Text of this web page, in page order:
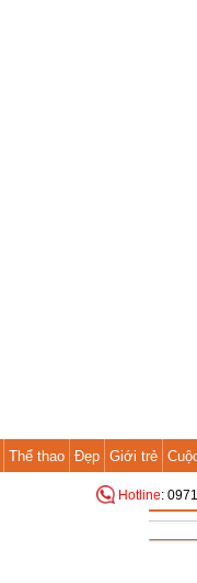
Thể thao Đẹp Giới trẻ
Hotline: